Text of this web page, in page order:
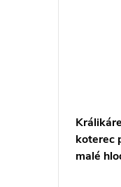
koterec
malé